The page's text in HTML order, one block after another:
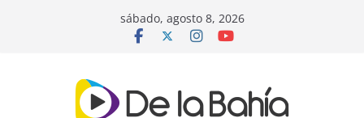
sábado, agosto 8, 2026